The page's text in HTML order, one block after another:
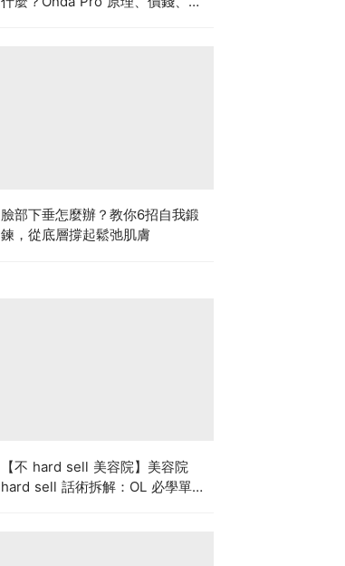
臉部下垂怎麼辦？教你6招自我鍛
鍊，從底層撐起鬆弛肌膚
【不 hard sell 美容院】美容院
hard sell 話術拆解：OL 必學單次